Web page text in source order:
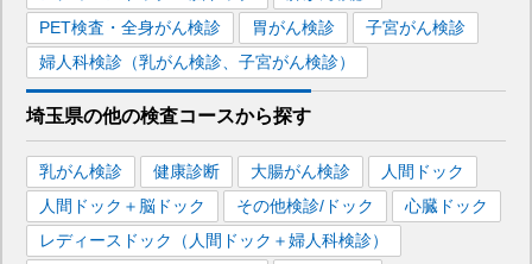
PET検査・全身がん検診
胃がん検診
子宮がん検診
婦人科検診（乳がん検診、子宮がん検診）
埼玉県の他の検査コースから探す
乳がん検診 健康診断 大腸がん検診
人間ドック
人間ドック＋脳ドック
その他検診/ドック
心臓ドック
レディースドック（人間ドック＋婦人科検診）